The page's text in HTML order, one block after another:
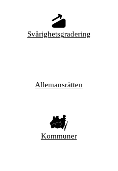
Svårighetsgradering
Allemansrätten
Kommuner